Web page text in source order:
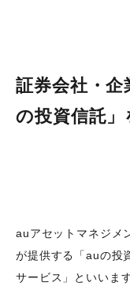
証券会社・企
の投資信託
auアセットマネジメ
が提供する「auの投
サービス」といいま